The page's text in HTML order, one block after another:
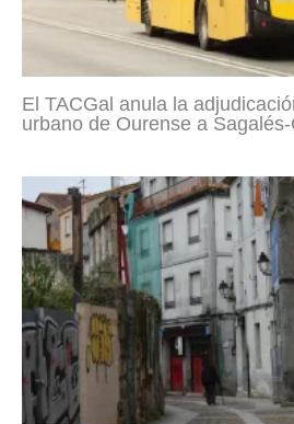
El TACGal anula la
urbano de Ourense a